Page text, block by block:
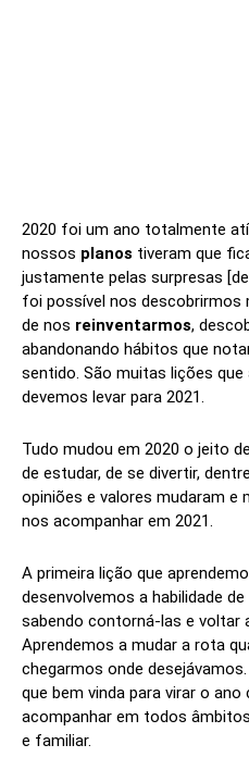
2020 foi um ano totalmente
nossos planos tiveram que
justamente pelas surpresas
foi possível nos descobrirmos
de nos reinventarmos,
abandonando hábitos que
sentido. São muitas lições que
devemos levar para 2021.
Tudo mudou em 2020 o jeito
de estudar, de se divertir,
opiniões e valores mudaram e
nos acompanhar em 2021.
A primeira lição que
desenvolvemos a habilidade
sabendo contorná-las e voltar
Aprendemos a mudar a rota
chegarmos onde
que bem vinda para virar o
acompanhar em todos
e familiar.